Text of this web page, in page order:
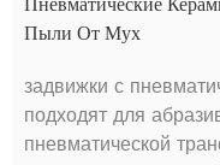
Пыли От Мух
задвижки с
подходят для
пневматической